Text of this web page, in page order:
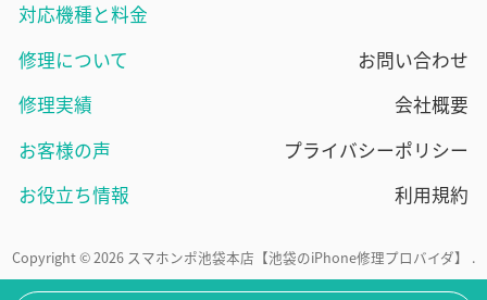
対応機種と料金
修理について
修理実績
お客様の声
お役立ち情報
お問い合わせ
会社概要
プライバシーポリシー
利用規約
Copyright © 2026 スマホンポ池袋本店【池袋のiPhone修理プロバイダ】 .